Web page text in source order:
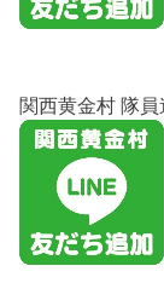
関西黄金村 隊